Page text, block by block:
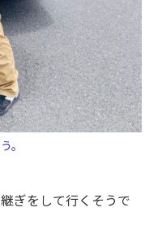
。
ぎをして行くそうで